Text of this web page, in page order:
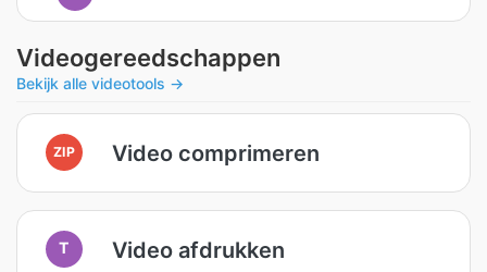
Videogereedschappen
Bekijk alle videotools →
ZIP Video comprimeren
T Video afdrukken